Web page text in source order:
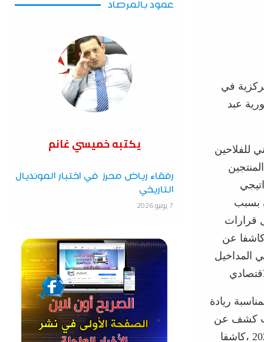
في
عبد
للفلاحين
بسبب
قرارات
كاشفا عن
مليار دج و 35 مليار دولار في المداخيل
ريادة
كشف عن
ربط 285 مستثمرة فلاحية بالكهرباء خلال الفترة الممتدة بين سنتي 2022 و2023 ،كاشفا
عمود بالمرصاد
يكتبه خميسي غانم
رفقاء رياض محرز في اختبار المونديال
التاريخي
7 يونيو 2026